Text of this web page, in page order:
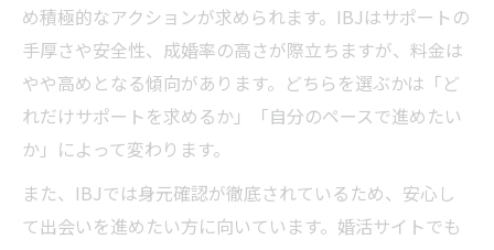
婚活サイトと3ヶ月ルールの相性を解説
成婚までの流れを知るための3ヶ月活用法
め積極的なアクションが求められます。IBJはサポートの
手厚さや安全性、成婚率の高さが際立ちますが、料金は
やや高めとなる傾向があります。どちらを選ぶかは「ど
れだけサポートを求めるか」「自分のペースで進めたい
か」によって変わります。
また、IBJでは身元確認が徹底されているため、安心し
て出会いを進めたい方に向いています。婚活サイトでも